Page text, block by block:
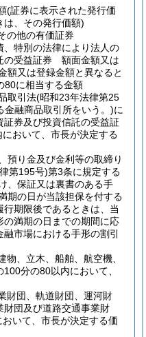
(証券に表示された発行価
は、その発行価額)
の他の有価証券
特別の法律により法人の
の受益証券 額面金額又は
額又は登録金額と異なると
80に相当する金額
取引法(昭和23年法律第25
金融商品取引所をいう。)に
証券及び投資信託の受益証
おいて、市長が決定する
預り金及び金利等の取締り
第195号)第3条に規定する
、保証又は裏書のある手
期の日が当該担保を付する
期限後であるときは、当
満期の日までの期間に応
市場における手形の割引
物、立木、船舶、航空機、
分の80以内において、
財団、軌道財団、運河財
財団及び道路交通事業財
いて、市長が決定する価